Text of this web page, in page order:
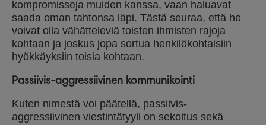
kompromisseja muiden kanssa, vaan haluavat
saada oman tahtonsa läpi. Tästä seuraa, että he
voivat olla vähätteleviä toisten ihmisten rajoja
kohtaan ja joskus jopa sortua henkilökohtaisiin
hyökkäyksiin toisia kohtaan.
Passiivis-aggressiivinen kommunikointi
Kuten nimestä voi päätellä, passiivis-
aggressiivinen viestintätyyli on sekoitus sekä